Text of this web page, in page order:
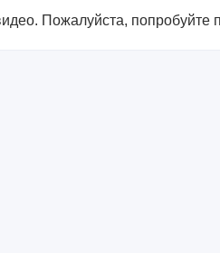
Пожалуйста, попробуйте